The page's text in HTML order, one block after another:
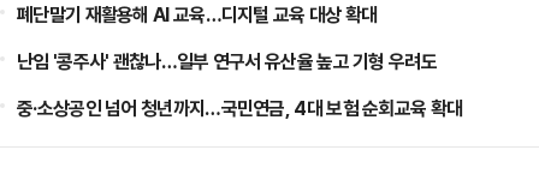
폐단말기 재활용해 AI 교육…디지털 교육 대상 확대
난임 '콩주사' 괜찮나…일부 연구서 유산율 높고 기형 우려도
중·소상공인 넘어 청년까지…국민연금, 4대 보험 순회교육 확대